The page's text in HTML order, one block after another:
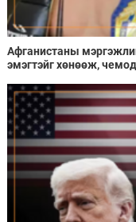
Афганистаны
эмэгтэйг хөнөөж,